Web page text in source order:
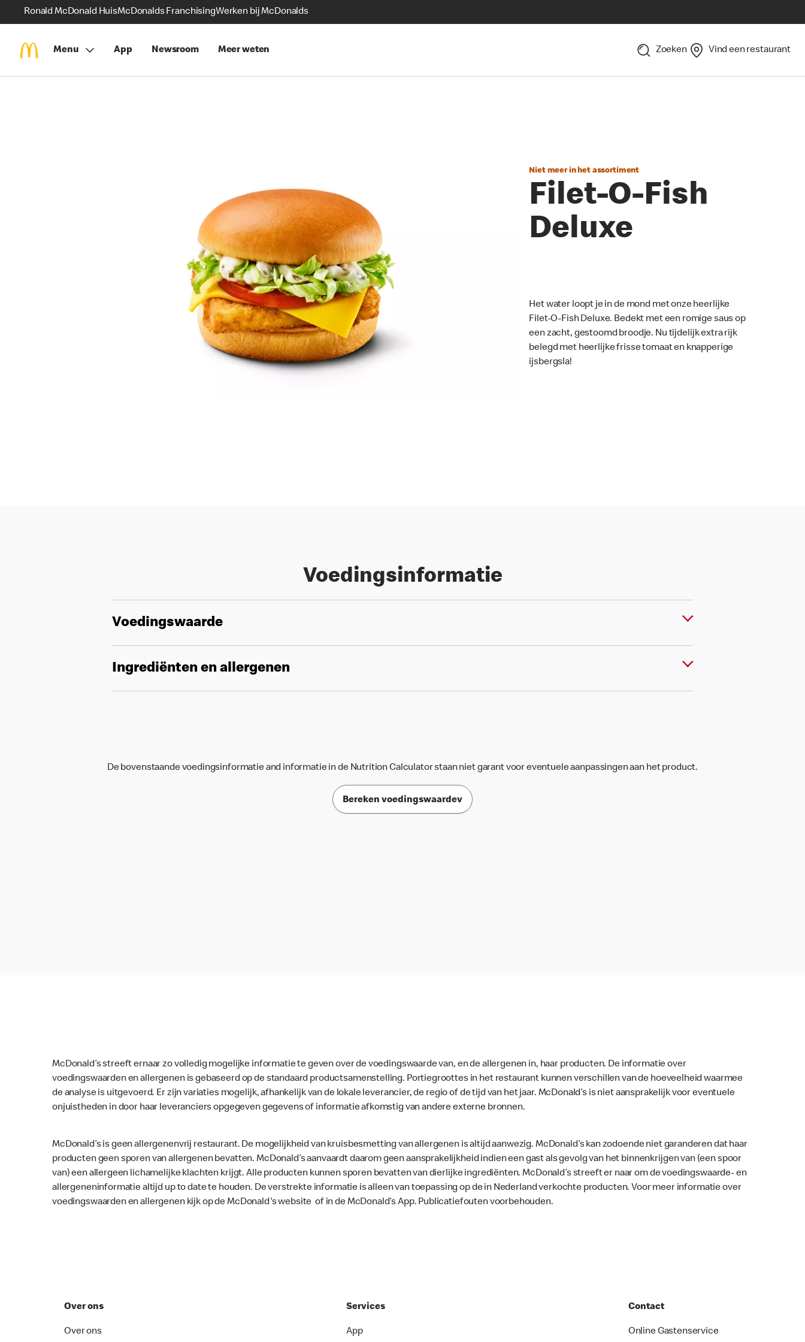
Ronald McDonald HuisMcDonalds FranchisingWerken bij McDonalds
Menu App Newsroom Meer weten Zoeken Vind een restaurant
Niet meer in het assortiment
Filet-O-Fish
Deluxe
Het water loopt je in de mond met onze heerlijke
Filet-O-Fish Deluxe. Bedekt met een romige saus op
een zacht, gestoomd broodje. Nu tijdelijk extra rijk
belegd met heerlijke frisse tomaat en knapperige
ijsbergsla!
Voedingsinformatie
Voedingswaarde
Ingrediënten en allergenen
De bovenstaande voedingsinformatie and informatie in de Nutrition Calculator staan niet garant voor eventuele aanpassingen aan het product.
Bereken voedingswaardev
McDonald’s streeft ernaar zo volledig mogelijke informatie te geven over de voedingswaarde van, en de allergenen in, haar producten. De informatie over
voedingswaarden en allergenen is gebaseerd op de standaard productsamenstelling. Portiegroottes in het restaurant kunnen verschillen van de hoeveelheid waarmee
de analyse is uitgevoerd. Er zijn variaties mogelijk, afhankelijk van de lokale leverancier, de regio of de tijd van het jaar. McDonald’s is niet aansprakelijk voor eventuele
onjuistheden in door haar leveranciers opgegeven gegevens of informatie afkomstig van andere externe bronnen.
McDonald’s is geen allergenenvrij restaurant. De mogelijkheid van kruisbesmetting van allergenen is altijd aanwezig. McDonald’s kan zodoende niet garanderen dat haar
producten geen sporen van allergenen bevatten. McDonald’s aanvaardt daarom geen aansprakelijkheid indien een gast als gevolg van het binnenkrijgen van (een spoor
van) een allergeen lichamelijke klachten krijgt. Alle producten kunnen sporen bevatten van dierlijke ingrediënten. McDonald’s streeft er naar om de voedingswaarde- en
allergeneninformatie altijd up to date te houden. De verstrekte informatie is alleen van toepassing op de in Nederland verkochte producten. Voor meer informatie over
voedingswaarden en allergenen kijk op de McDonald's website of in de McDonald’s App. Publicatiefouten voorbehouden.
Over ons
Over ons
Services
App
Contact
Online Gastenservice